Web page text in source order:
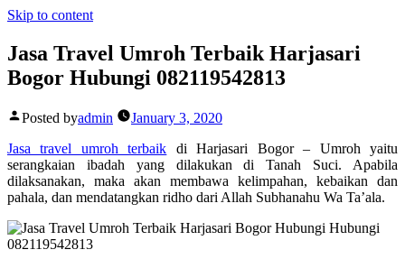
Skip to content
Jasa Travel Umroh Terbaik Harjasari
Bogor Hubungi 082119542813
Posted byadmin
January 3, 2020
Jasa travel umroh terbaik di Harjasari Bogor – Umroh yaitu
serangkaian ibadah yang dilakukan di Tanah Suci. Apabila
dilaksanakan, maka akan membawa kelimpahan, kebaikan dan
pahala, dan mendatangkan ridho dari Allah Subhanahu Wa Ta’ala.